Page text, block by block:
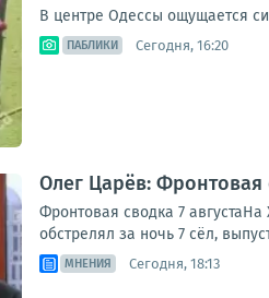
В центре Одессы ощущается
ПАБЛИКИ Сегодня, 16:20
Олег Царёв: Фронтовая
Фронтовая сводка 7
обстрелял за ночь 7 сёл,
МНЕНИЯ Сегодня, 18:13